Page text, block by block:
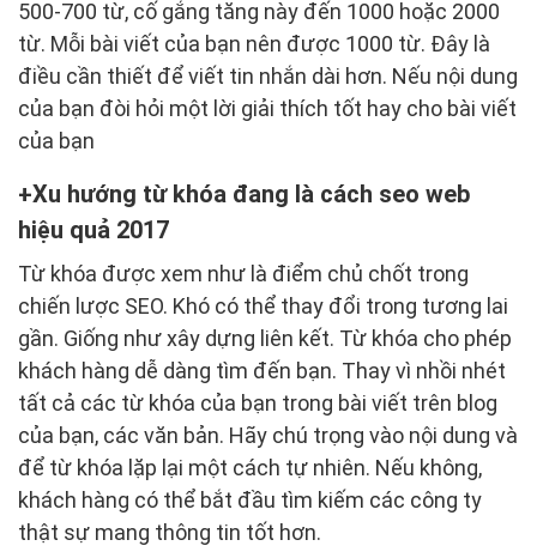
500-700 từ, cố gắng tăng này đến 1000 hoặc 2000
từ. Mỗi bài viết của bạn nên được 1000 từ. Đây là
điều cần thiết để viết tin nhắn dài hơn. Nếu nội dung
của bạn đòi hỏi một lời giải thích tốt hay cho bài viết
của bạn
Xu hướng từ khóa đang là cách seo web
hiệu quả 2017
Từ khóa được xem như là điểm chủ chốt trong
chiến lược SEO. Khó có thể thay đổi trong tương lai
gần. Giống như xây dựng liên kết. Từ khóa cho phép
khách hàng dễ dàng tìm đến bạn. Thay vì nhồi nhét
tất cả các từ khóa của bạn trong bài viết trên blog
của bạn, các văn bản. Hãy chú trọng vào nội dung và
để từ khóa lặp lại một cách tự nhiên. Nếu không,
khách hàng có thể bắt đầu tìm kiếm các công ty
thật sự mang thông tin tốt hơn.